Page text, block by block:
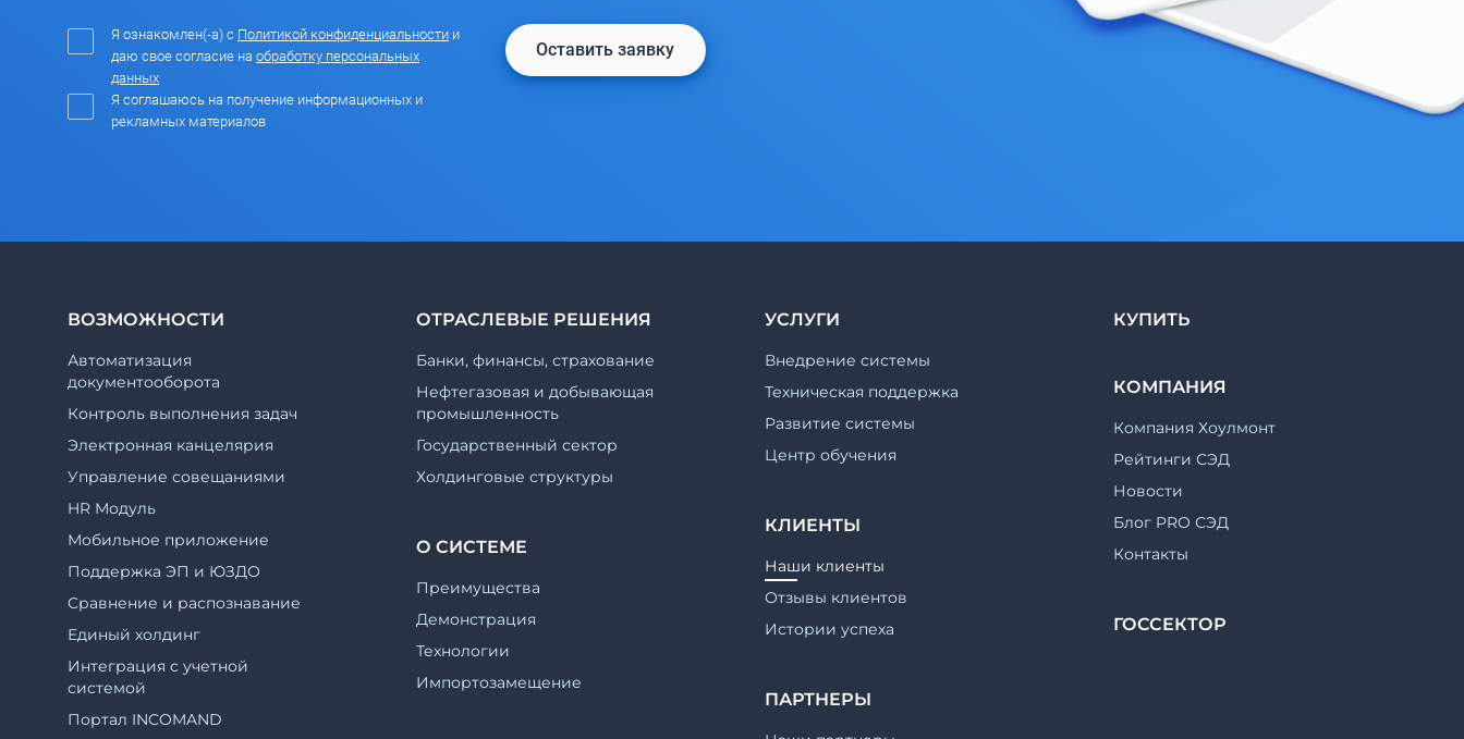
Я ознакомлен(-а) с Политикой конфиденциальности и
даю свое согласие на обработку персональных
данных
Я соглашаюсь на получение информационных и
рекламных материалов
Оставить заявку
ВОЗМОЖНОСТИ
Автоматизация
документооборота
Контроль выполнения задач
Электронная канцелярия
Управление совещаниями
HR Модуль
Мобильное приложение
Поддержка ЭП и ЮЗДО
Cравнение и распознавание
Единый холдинг
Интеграция с учетной
системой
Портал INCOMAND
ОТРАСЛЕВЫЕ РЕШЕНИЯ
Банки, финансы, страхование
Нефтегазовая и добывающая
промышленность
Государственный сектор
Холдинговые структуры
О СИСТЕМЕ
Преимущества
Демонстрация
Технологии
Импортозамещение
УСЛУГИ
Внедрение системы
Техническая поддержка
Развитие системы
Центр обучения
КЛИЕНТЫ
Наши клиенты
Отзывы клиентов
Истории успеха
ПАРТНЕРЫ
КУПИТЬ
КОМПАНИЯ
Компания Хоулмонт
Рейтинги СЭД
Новости
Блог PRO СЭД
Контакты
ГОССЕКТОР